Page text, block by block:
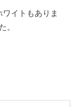
イトもありま
。